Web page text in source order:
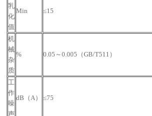
乳
化
值
Min ≤15
机
械
杂
质
% 0.05～0.005（GB/T511）
工
作
噪
声
dB（A） ≤75